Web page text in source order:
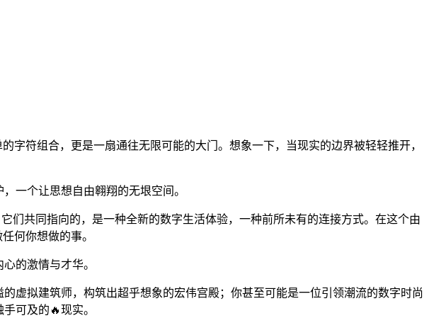
符组合，更是一扇通往无限可能的大门。想象一下，当现实的边界被轻轻推开，
一个让思想自由翱翔的无垠空间。
们共同指向的，是一种全新的数字生活体验，一种前所未有的连接方式。在这个由
何你想做的事。
的激情与才华。
虚拟建筑师，构筑出超乎想象的宏伟宫殿；你甚至可能是一位引领潮流的数字时尚
可及的🔥现实。